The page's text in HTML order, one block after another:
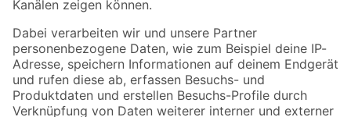
Folge uns
Zahlungsarten Versandarten